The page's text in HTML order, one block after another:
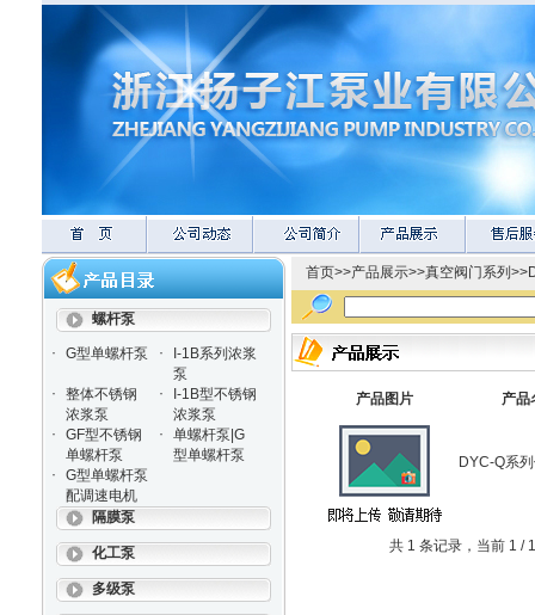
螺杆泵
·
G型单螺杆泵 ·
I-1B系列浓浆
泵
·
整体不锈钢
浓浆泵
·
I-1B型不锈钢
浓浆泵
·
GF型不锈钢
单螺杆泵
·
单螺杆泵|G
型单螺杆泵
·
G型单螺杆泵
配调速电机
隔膜泵
化工泵
多级泵
首页>>产品展示>>真空阀门系列 >>
产品图片 产品
DYC-Q系
共 1 条记录，当前 1